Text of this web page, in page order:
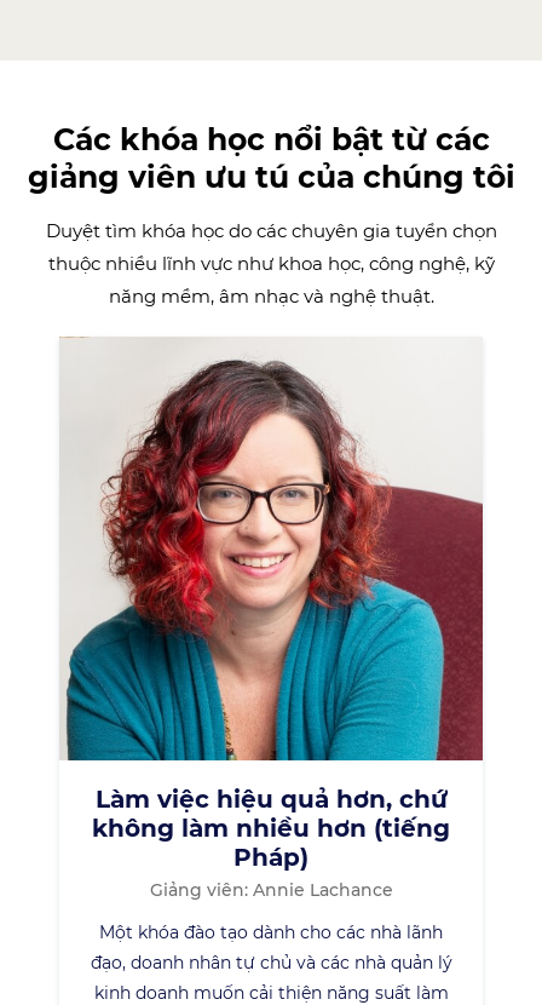
Các khóa học nổi bật từ các
giảng viên ưu tú của chúng tôi
Duyệt tìm khóa học do các chuyên gia tuyển chọn
thuộc nhiều lĩnh vực như khoa học, công nghệ, kỹ
năng mềm, âm nhạc và nghệ thuật.
Làm việc hiệu quả hơn, chứ
không làm nhiều hơn (tiếng
Pháp)
Giảng viên: Annie Lachance
Một khóa đào tạo dành cho các nhà lãnh
đạo, doanh nhân tự chủ và các nhà quản lý
kinh doanh muốn cải thiện năng suất làm